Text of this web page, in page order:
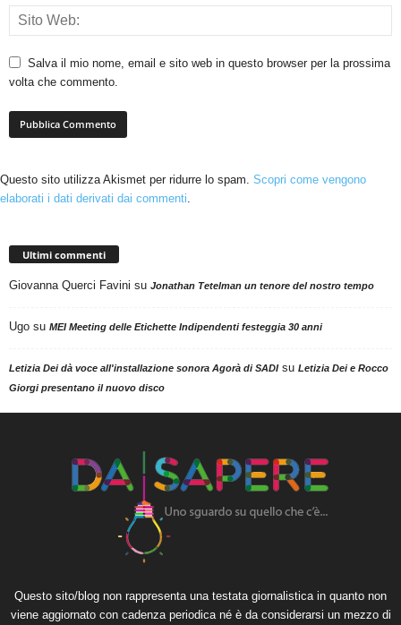
Salva il mio nome, email e sito web in questo browser per la prossima
volta che commento.
Questo sito utilizza Akismet per ridurre lo spam. Scopri come vengono
elaborati i dati derivati dai commenti.
Ultimi commenti
Giovanna Querci Favini su Jonathan Tetelman un tenore del nostro tempo
Ugo su MEI Meeting delle Etichette Indipendenti festeggia 30 anni
Letizia Dei dà voce all'installazione sonora Agorà di SADIsu Letizia Dei e Rocco
Giorgi presentano il nuovo disco
Questo sito/blog non rappresenta una testata giornalistica in quanto non
viene aggiornato con cadenza periodica né è da considerarsi un mezzo di